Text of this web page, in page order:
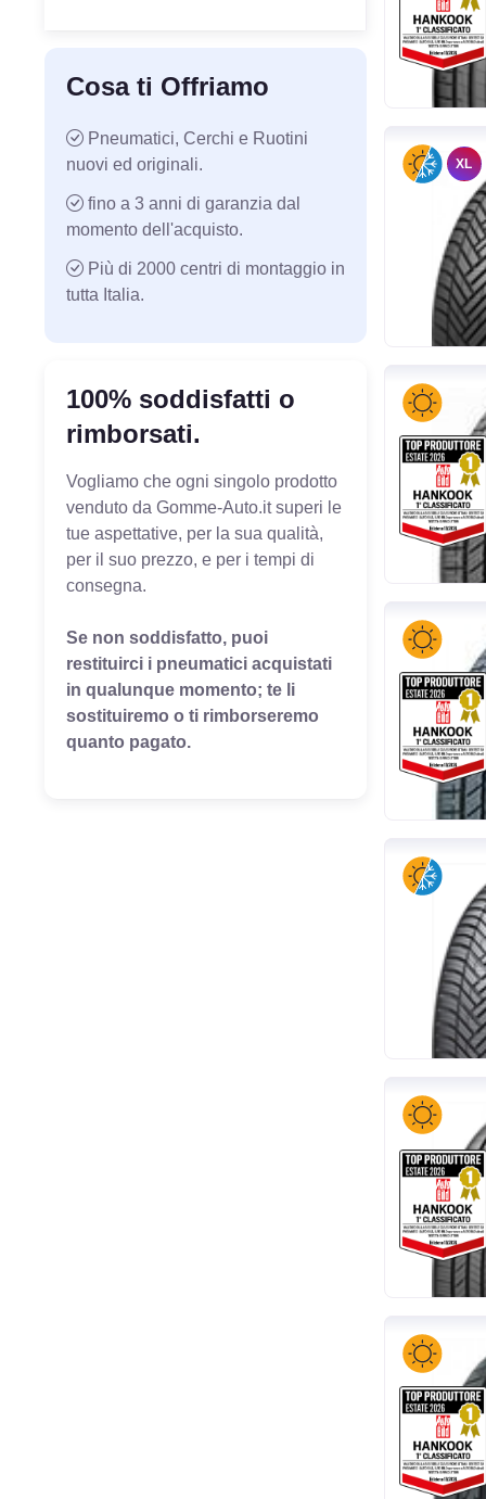
Cosa ti Offriamo
Pneumatici, Cerchi e Ruotini
nuovi ed originali.
fino a 3 anni di garanzia dal
momento dell'acquisto.
Più di 2000 centri di montaggio in
tutta Italia.
100% soddisfatti o
rimborsati.
Vogliamo che ogni singolo prodotto
venduto da Gomme-Auto.it superi le
tue aspettative, per la sua qualità,
per il suo prezzo, e per i tempi di
consegna.
Se non soddisfatto, puoi
restituirci i pneumatici acquistati
in qualunque momento; te li
sostituiremo o ti rimborseremo
quanto pagato.
XL